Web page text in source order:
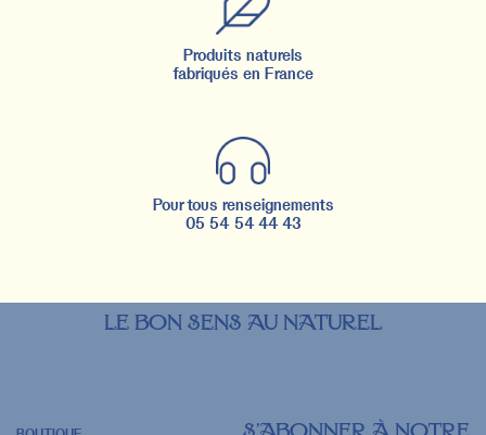
Produits naturels
fabriqués en France
Pour tous renseignements
05 54 54 44 43
LE BON SENS AU NATUREL